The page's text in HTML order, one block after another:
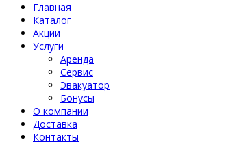
Главная
Каталог
Акции
Услуги
Аренда
Сервис
Эвакуатор
Бонусы
О компании
Доставка
Контакты